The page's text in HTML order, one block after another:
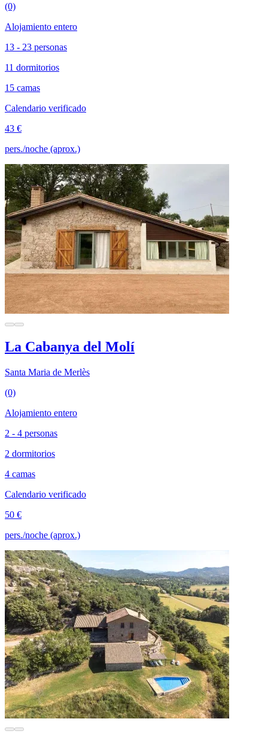
(0)
Alojamiento entero
13 - 23 personas
11 dormitorios
15 camas
Calendario verificado
43 €
pers./noche (aprox.)
La Cabanya del Molí
Santa Maria de Merlès
(0)
Alojamiento entero
2 - 4 personas
2 dormitorios
4 camas
Calendario verificado
50 €
pers./noche (aprox.)